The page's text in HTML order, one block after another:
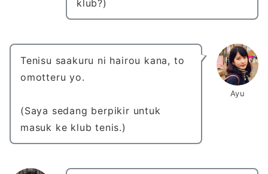
klub?)
Ayu
Tenisu saakuru ni hairou kana, to
omotteru yo.
(Saya sedang berpikir untuk
masuk ke klub tenis.)